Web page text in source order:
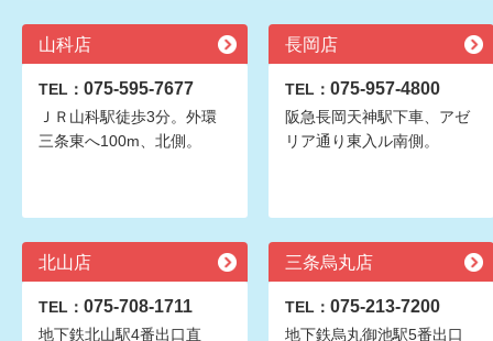
山科店
TEL： 075-595-7677
ＪＲ山科駅徒歩3分。外環
三条東へ100m、北側。
長岡店
TEL： 075-957-4800
阪急長岡天神駅下車、アゼ
リア通り東入ル南側。
北山店
TEL： 075-708-1711
地下鉄北山駅4番出口直
三条烏丸店
TEL： 075-213-7200
地下鉄烏丸御池駅5番出口